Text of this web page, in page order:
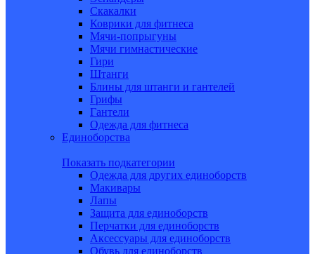
Скакалки
Коврики для фитнеса
Мячи-попрыгуны
Мячи гимнастические
Гири
Штанги
Блины для штанги и гантелей
Грифы
Гантели
Одежда для фитнеса
Единоборства
Показать подкатегории
Одежда для других единоборств
Макивары
Лапы
Защита для единоборств
Перчатки для единоборств
Аксессуары для единоборств
Обувь для единоборств